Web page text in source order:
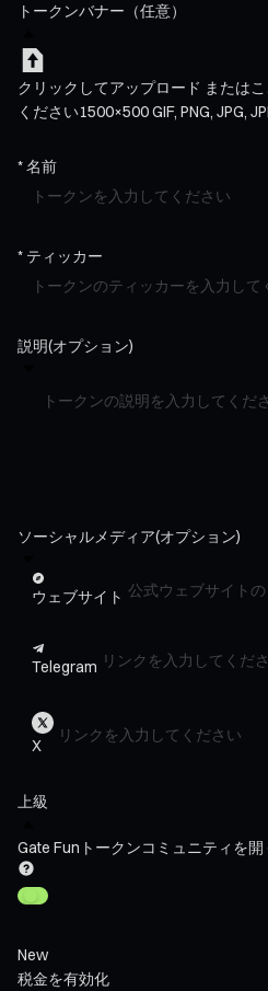
トークンバナー（任意）
クリックしてアップロード または
ください1500×500GIF, PNG, JPG,
*名前
* ティッカー
説明(オプション)
ソーシャルメディア(オプション)
ウェブサイト
Telegram
X
上級
Gate Funトークンコミュニティを開
New
税金を有効化